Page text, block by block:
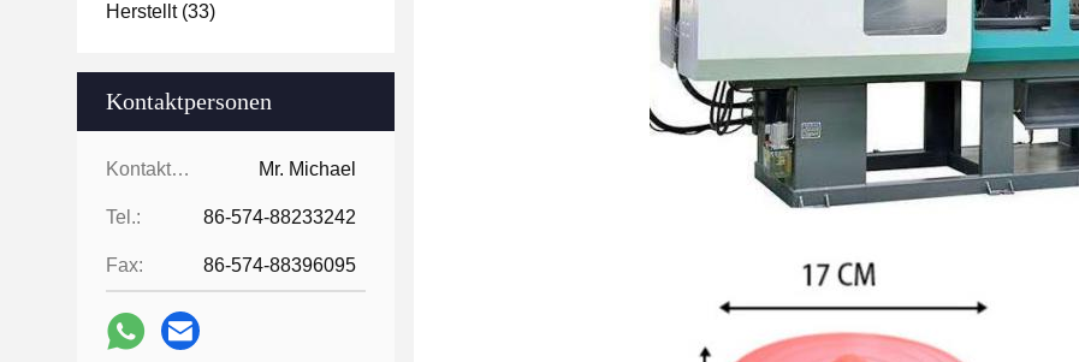
Herstellt(33)
Kontaktpersonen
Kontaktpersonen: Mr. Michael
Tel.: 86-574-88233242
Fax: 86-574-88396095